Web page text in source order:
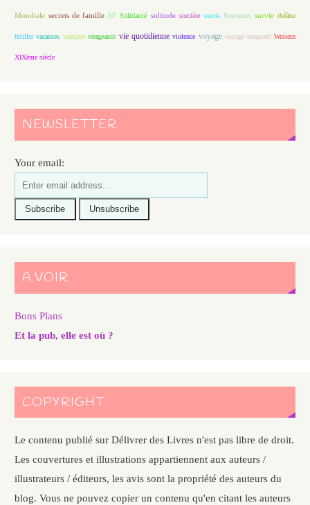
Mondiale secrets de famille SF Solidarité solitude sorcière souris Souvenirs survie théâtre
thriller vacances vampire vengeance vie quotidienne violence voyage voyage temporel Western
XIXème siècle
NEWSLETTER
Your email:
A VOIR
Bons Plans
Et la pub, elle est où ?
COPYRIGHT
Le contenu publié sur Délivrer des Livres n'est pas libre de droit.
Les couvertures et illustrations appartiennent aux auteurs /
illustrateurs / éditeurs, les avis sont la propriété des auteurs du
blog. Vous ne pouvez copier un contenu qu'en citant les auteurs